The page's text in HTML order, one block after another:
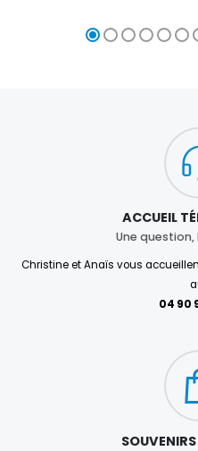
ACCUEIL
Une
Christine et Anaïs vous
04 90